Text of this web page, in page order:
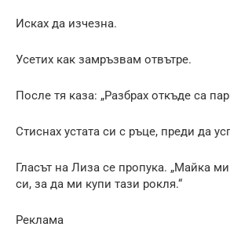
Исках да изчезна.
Усетих как замръзвам отвътре.
После тя каза: „Разбрах откъде са
Стиснах устата си с ръце, преди да
Гласът на Лиза се пропука. „Майка
си, за да ми купи тази рокля.“
Реклама